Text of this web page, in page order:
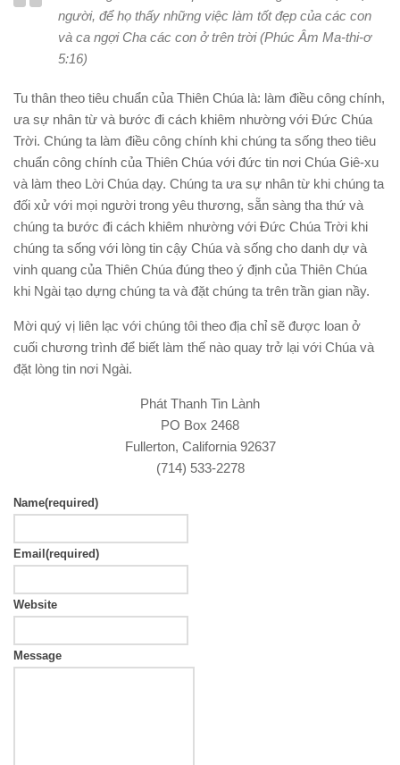
người, để họ thấy những việc làm tốt đẹp của các con
và ca ngợi Cha các con ở trên trời (Phúc Âm Ma-thi-ơ
5:16)
Tu thân theo tiêu chuẩn của Thiên Chúa là: làm điều công chính,
ưa sự nhân từ và bước đi cách khiêm nhường với Đức Chúa
Trời. Chúng ta làm điều công chính khi chúng ta sống theo tiêu
chuẩn công chính của Thiên Chúa với đức tin nơi Chúa Giê-xu
và làm theo Lời Chúa dạy. Chúng ta ưa sự nhân từ khi chúng ta
đối xử với mọi người trong yêu thương, sẵn sàng tha thứ và
chúng ta bước đi cách khiêm nhường với Đức Chúa Trời khi
chúng ta sống với lòng tin cậy Chúa và sống cho danh dự và
vinh quang của Thiên Chúa đúng theo ý định của Thiên Chúa
khi Ngài tạo dựng chúng ta và đặt chúng ta trên trần gian nầy.
Mời quý vị liên lạc với chúng tôi theo địa chỉ sẽ được loan ở
cuối chương trình để biết làm thế nào quay trở lại với Chúa và
đặt lòng tin nơi Ngài.
Phát Thanh Tin Lành
PO Box 2468
Fullerton, California 92637
(714) 533-2278
Name(required)
Email (required)
Website
Message